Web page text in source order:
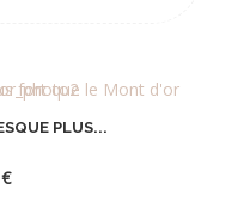
PLUS...
€